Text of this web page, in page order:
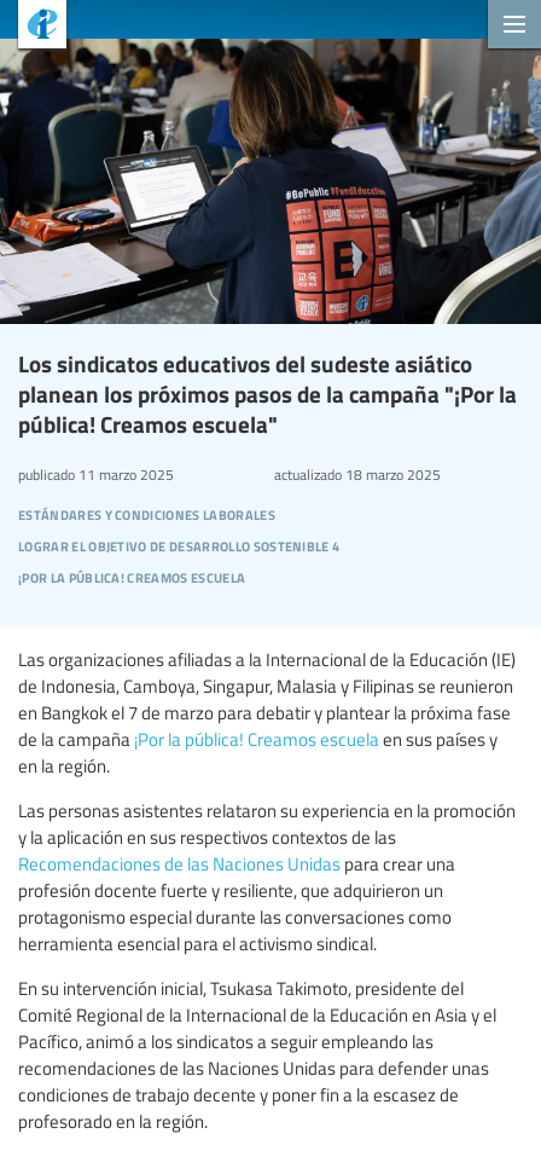
Los sindicatos educativos del sudeste asiático
planean los próximos pasos de la campaña "¡Por la
pública! Creamos escuela"
estándares y condiciones laborales
lograr el objetivo de desarrollo sostenible 4
¡por la pública! creamos escuela
publicado 11 marzo 2025 actualizado18 marzo 2025
Las organizaciones afiliadas a la Internacional de la Educación (IE)
de Indonesia, Camboya, Singapur, Malasia y Filipinas se reunieron
en Bangkok el 7 de marzo para debatir y plantear la próxima fase
de la campaña ¡Por la pública! Creamos escuela en sus países y
en la región.
Las personas asistentes relataron su experiencia en la promoción
y la aplicación en sus respectivos contextos de las
Recomendaciones de las Naciones Unidas para crear una
profesión docente fuerte y resiliente, que adquirieron un
protagonismo especial durante las conversaciones como
herramienta esencial para el activismo sindical.
En su intervención inicial, Tsukasa Takimoto, presidente del
Comité Regional de la Internacional de la Educación en Asia y el
Pacífico, animó a los sindicatos a seguir empleando las
recomendaciones de las Naciones Unidas para defender unas
condiciones de trabajo decente y poner fin a la escasez de
profesorado en la región.